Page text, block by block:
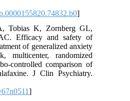
Tobias K, Zornberg GL,
AC. Efficacy and safety of
of generalized anxiety
multicenter, randomized
controlled comparison of
J Clin Psychiatry.